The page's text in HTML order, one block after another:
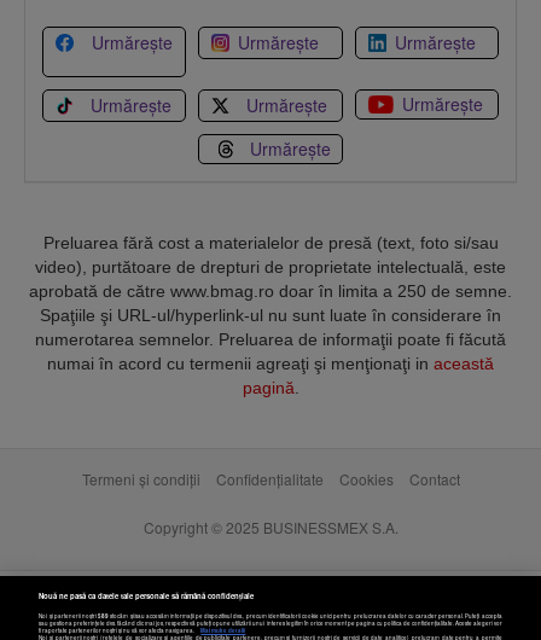
Urmărește Urmărește Urmărește
Urmărește Urmărește
Urmărește
Urmărește
Preluarea fără cost a materialelor de presă (text, foto si/sau
video), purtătoare de drepturi de proprietate intelectuală, este
aprobată de către www.bmag.ro doar în limita a 250 de semne.
Spaţiile şi URL-ul/hyperlink-ul nu sunt luate în considerare în
numerotarea semnelor. Preluarea de informaţii poate fi făcută
numai în acord cu termenii agreaţi şi menţionaţi in această
pagină.
Termeni și condiții Confidențialitate Cookies Contact
Copyright © 2025 BUSINESSMEX S.A.
Nouă ne pasă ca datele tale personale să rămână confidențiale
Noi și partenerii noștri589stocăm și/sau accesăm informații pe dispozitivul dvs., precum identificatorii cookie unici pentru prelucrarea datelor cu caracter personal. Puteți accepta
sau gestiona preferințele dvs. făcând clic mai jos, respectiv vă puteți opune utilizării unui interes legitim în orice moment pe pagina cu politica de confidențialitate. Aceste alegeri vor
fi raportate partenerilor noștri și nu vă vor afecta navigarea.
Mai multe detalii
Noi si partenerii nostri (retelele de socializare si agentiile de publicitate partenere, precum si furnizorii nostri de servicii de date analitice) prelucram date pentru a permite